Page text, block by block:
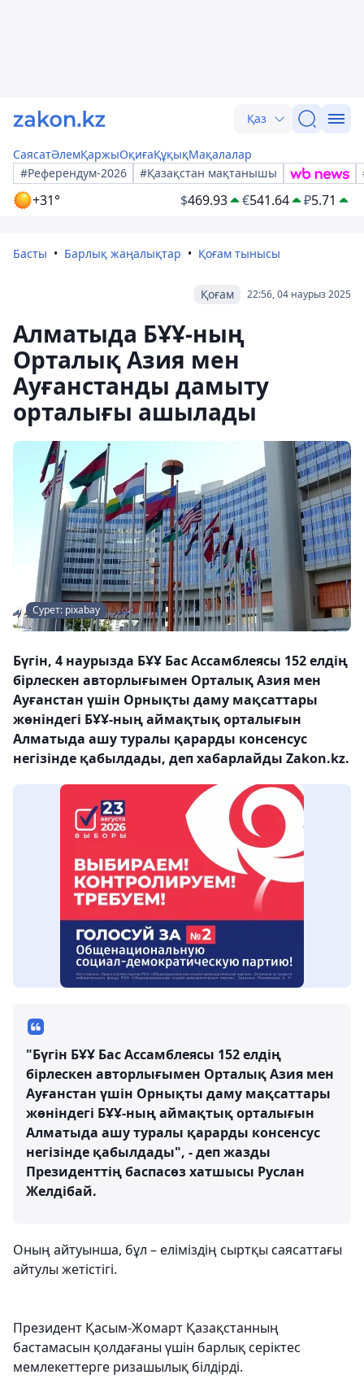
Қаз
СаясатӘлемҚаржыОқиғаҚұқықМақалалар
#Референдум-2026
#Қазақстан мақтанышы
+31° $469.93 €541.64 ₽5.71
Басты Барлық жаңалықтар Қоғам тынысы
22:56, 04 наурыз 2025
Қоғам
Алматыда БҰҰ-ның
Орталық Азия мен
Ауғанстанды дамыту
орталығы ашылады
Сурет: pixabay
Бүгін, 4 наурызда БҰҰ Бас Ассамблеясы 152 елдің
бірлескен авторлығымен Орталық Азия мен
Ауғанстан үшін Орнықты даму мақсаттары
жөніндегі БҰҰ-ның аймақтық орталығын
Алматыда ашу туралы қарарды консенсус
негізінде қабылдады, деп хабарлайды Zakon.kz.
"Бүгін БҰҰ Бас Ассамблеясы 152 елдің
бірлескен авторлығымен Орталық Азия мен
Ауғанстан үшін Орнықты даму мақсаттары
жөніндегі БҰҰ-ның аймақтық орталығын
Алматыда ашу туралы қарарды консенсус
негізінде қабылдады", - деп жазды
Президенттің баспасөз хатшысы Руслан
Желдібай.
Оның айтуынша, бұл – еліміздің сыртқы саясаттағы
айтулы жетістігі.
Президент Қасым-Жомарт Қазақстанның
бастамасын қолдағаны үшін барлық серіктес
мемлекеттерге ризашылық білдірді.